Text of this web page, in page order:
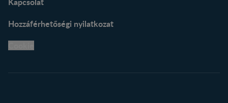
Hozzáférhetőségi nyilatkozat